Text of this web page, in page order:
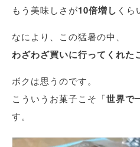
もう美味しさが10倍増し く
なにより、この猛暑の中、
わざわざ買いに行ってくれた
ボクは思うのです。
こういうお菓子こそ「世界で
す。